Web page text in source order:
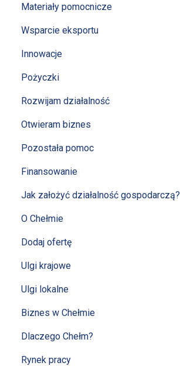
Materiały pomocnicze
Wsparcie eksportu
Innowacje
Pożyczki
Rozwijam działalność
Otwieram biznes
Pozostała pomoc
Finansowanie
Jak założyć działalność gospodarczą?
O Chełmie
Dodaj ofertę
Ulgi krajowe
Ulgi lokalne
Biznes w Chełmie
Dlaczego Chełm?
Rynek pracy